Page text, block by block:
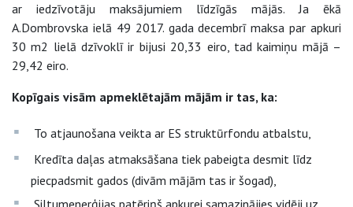
ar iedzīvotāju maksājumiem līdzīgās mājās. Ja ēkā
A.Dombrovska ielā 49 2017. gada decembrī maksa par apkuri
30 m2 lielā dzīvoklī ir bijusi 20,33 eiro, tad kaimiņu mājā –
29,42 eiro.
Kopīgais visām apmeklētajām mājām ir tas, ka:
To atjaunošana veikta ar ES struktūrfondu atbalstu,
Kredīta daļas atmaksāšana tiek pabeigta desmit līdz
piecpadsmit gados (divām mājām tas ir šogad),